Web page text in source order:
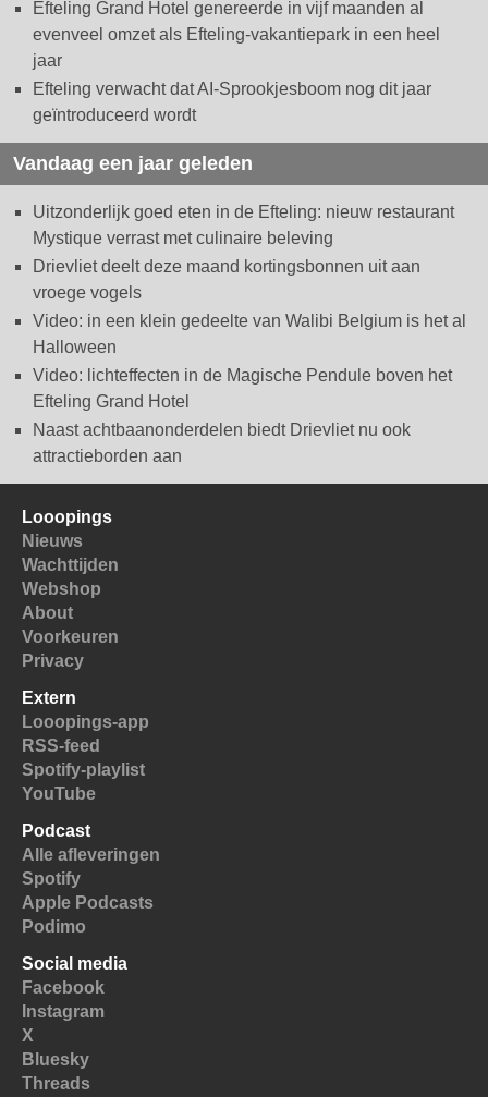
Efteling Grand Hotel genereerde in vijf maanden al
evenveel omzet als Efteling-vakantiepark in een heel
jaar
Efteling verwacht dat AI-Sprookjesboom nog dit jaar
geïntroduceerd wordt
Vandaag een jaar geleden
Uitzonderlijk goed eten in de Efteling: nieuw restaurant
Mystique verrast met culinaire beleving
Drievliet deelt deze maand kortingsbonnen uit aan
vroege vogels
Video: in een klein gedeelte van Walibi Belgium is het al
Halloween
Video: lichteffecten in de Magische Pendule boven het
Efteling Grand Hotel
Naast achtbaanonderdelen biedt Drievliet nu ook
attractieborden aan
Looopings
Nieuws
Wachttijden
Webshop
About
Voorkeuren
Privacy
Extern
Looopings-app
RSS-feed
Spotify-playlist
YouTube
Podcast
Alle afleveringen
Spotify
Apple Podcasts
Podimo
Social media
Facebook
Instagram
X
Bluesky
Threads